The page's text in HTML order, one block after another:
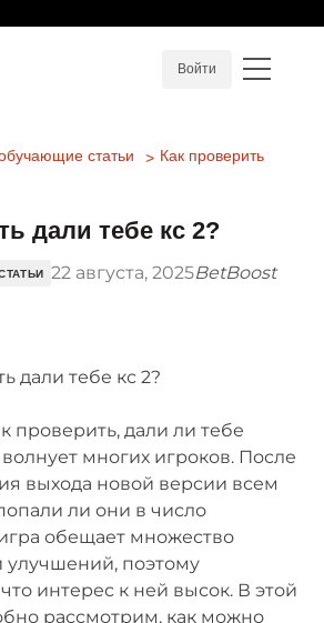
Войти
статьи
Как проверить
дали тебе кс 2?
22 августа, 2025BetBoost
дали тебе кс 2?
проверить, дали ли тебе
многих игроков. После
выхода новой версии всем
ли они в число
обещает множество
улучшений, поэтому
интерес к ней высок. В этой
рассмотрим, как можно